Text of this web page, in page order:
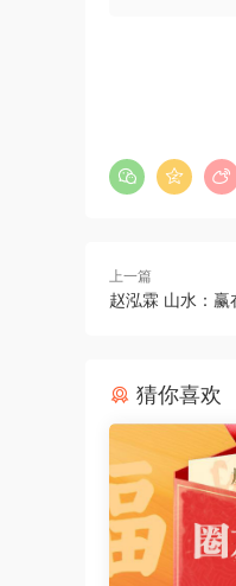
上一篇
赵泓霖 山水：
猜你喜欢